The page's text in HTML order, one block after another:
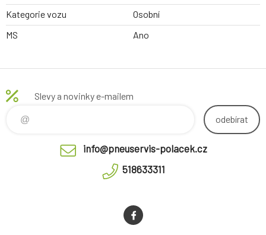
Kategorie vozu
Osobní
MS
Ano
Slevy a novinky e-mailem
odebírat
info@pneuservis-polacek.cz
518633311